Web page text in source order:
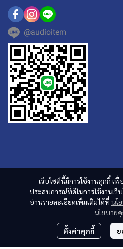
เว็บไซต์นี้มีการใช้งานคุกกี้ เ
ประสบการณ์ที่ดีในการใช้งานเว็
อ่านรายละเอียดเพิ่มเติมได้ที่ นโ
นโยบาย
ตั้งค่าคุกกี้
@audioitem